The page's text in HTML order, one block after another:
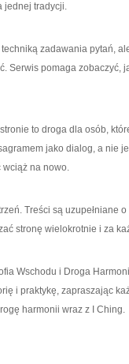
jednej tradycji.
zadawania pytań,
Serwis pomaga zobaczyć,
to droga dla osób,
jako dialog, a nie
wciąż na nowo.
Treści są uzupełniane
stronę wielokrotnie i za
Wschodu i Droga
i praktykę, zapraszając
harmonii wraz z I Ching.